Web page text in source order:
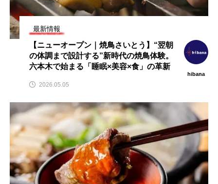
鹿児島の味を首都圏で！「愛にい
こう、かごしま。」黒ぶたや4店
舗で8月10日から開催
2026.08.09
【2026年最新】注目の飲食店フ
最新情報
【ニューオープン｜焼鳥さいとう】“翌朝
の体調まで設計する”新時代の焼鳥体験。
六本木で始まる「睡眠×美容×食」の革新
hibana
2026.05.05